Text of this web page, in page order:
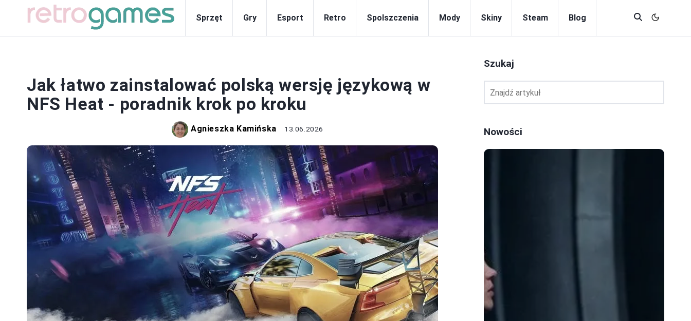
Sprzęt Gry Esport Retro Spolszczenia Mody Skiny Steam Blog
Jak łatwo zainstalować polską wersję językową w
NFS Heat - poradnik krok po kroku
Agnieszka Kamińska 13.06.2026
Szukaj
Nowości